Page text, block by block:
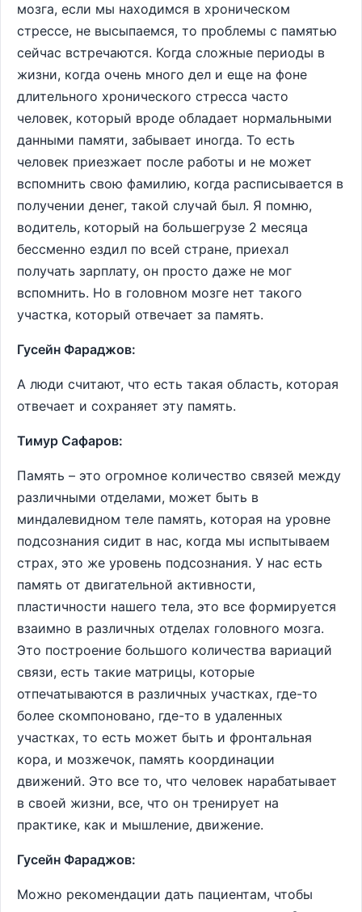
мозга, если мы находимся в хроническом
стрессе, не высыпаемся, то проблемы с памятью
сейчас встречаются. Когда сложные периоды в
жизни, когда очень много дел и еще на фоне
длительного хронического стресса часто
человек, который вроде обладает нормальными
данными памяти, забывает иногда. То есть
человек приезжает после работы и не может
вспомнить свою фамилию, когда расписывается в
получении денег, такой случай был. Я помню,
водитель, который на большегрузе 2 месяца
бессменно ездил по всей стране, приехал
получать зарплату, он просто даже не мог
вспомнить. Но в головном мозге нет такого
участка, который отвечает за память.
Гусейн Фараджов:
А люди считают, что есть такая область, которая
отвечает и сохраняет эту память.
Тимур Сафаров:
Память – это огромное количество связей между
различными отделами, может быть в
миндалевидном теле память, которая на уровне
подсознания сидит в нас, когда мы испытываем
страх, это же уровень подсознания. У нас есть
память от двигательной активности,
пластичности нашего тела, это все формируется
взаимно в различных отделах головного мозга.
Это построение большого количества вариаций
связи, есть такие матрицы, которые
отпечатываются в различных участках, где-то
более скомпоновано, где-то в удаленных
участках, то есть может быть и фронтальная
кора, и мозжечок, память координации
движений. Это все то, что человек нарабатывает
в своей жизни, все, что он тренирует на
практике, как и мышление, движение.
Гусейн Фараджов:
Можно рекомендации дать пациентам, чтобы